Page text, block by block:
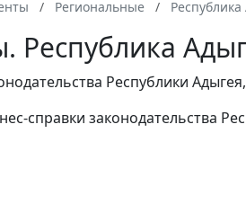
Региональные
Республика
Республики
справки законодательства